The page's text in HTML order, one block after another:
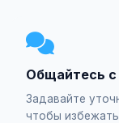
Общайтесь
Задавайте
чтобы